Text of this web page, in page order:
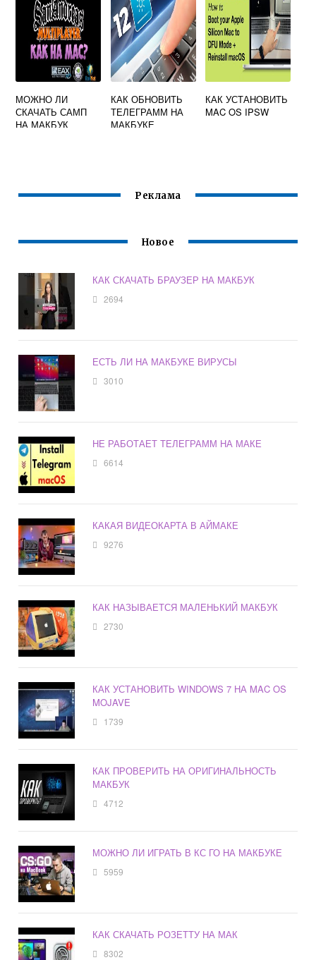
МОЖНО ЛИ
СКАЧАТЬ САМП
НА МАКБУК
КАК ОБНОВИТЬ
ТЕЛЕГРАММ НА
МАКБУКЕ
КАК УСТАНОВИТЬ
MAC OS IPSW
Реклама
Новое
КАК СКАЧАТЬ БРАУЗЕР НА МАКБУК
2694
ЕСТЬ ЛИ НА МАКБУКЕ ВИРУСЫ
3010
НЕ РАБОТАЕТ ТЕЛЕГРАММ НА МАКЕ
6614
КАКАЯ ВИДЕОКАРТА В АЙМАКЕ
9276
КАК НАЗЫВАЕТСЯ МАЛЕНЬКИЙ МАКБУК
2730
КАК УСТАНОВИТЬ WINDOWS 7 НА MAC OS
MOJAVE
1739
КАК ПРОВЕРИТЬ НА ОРИГИНАЛЬНОСТЬ
МАКБУК
4712
МОЖНО ЛИ ИГРАТЬ В КС ГО НА МАКБУКЕ
5959
КАК СКАЧАТЬ РОЗЕТТУ НА МАК
8302